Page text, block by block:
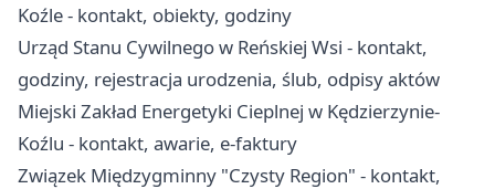
Koźle - kontakt, obiekty, godziny
Urząd Stanu Cywilnego w Reńskiej Wsi - kontakt,
godziny, rejestracja urodzenia, ślub, odpisy aktów
Miejski Zakład Energetyki Cieplnej w Kędzierzynie-
Koźlu - kontakt, awarie, e-faktury
Związek Międzygminny "Czysty Region" - kontakt,